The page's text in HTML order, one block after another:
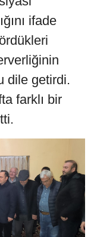
ifade
dile getirdi.
farklı bir